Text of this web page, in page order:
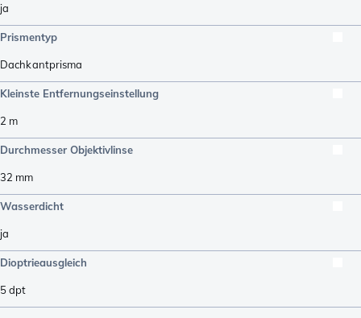
ja
Prismentyp
Dachkantprisma
Kleinste Entfernungseinstellung
2 m
Durchmesser Objektivlinse
32 mm
Wasserdicht
ja
Dioptrieausgleich
5dpt